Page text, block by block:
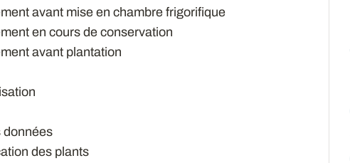
avant mise en chambre frigorifique
en cours de conservation
avant plantation
données
des plants